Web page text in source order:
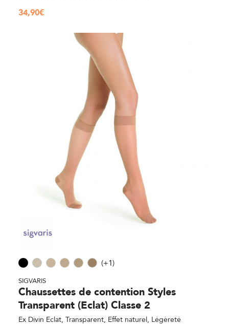
34,90€
(+1)
SIGVARIS
Chaussettes de contention Styles
Transparent (Eclat) Classe 2
Ex Divin Eclat, Transparent, Effet naturel, Légèreté